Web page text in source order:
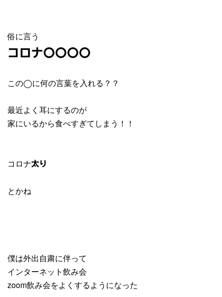
俗に言う
コロナ〇〇〇〇
この◯に何の言葉を入れる？？
最近よく耳にするのが
家にいるから食べすぎてしまう！！
コロナ太り
とかね
僕は外出自粛に伴って
インターネット飲み会
zoom飲み会をよくするようになった